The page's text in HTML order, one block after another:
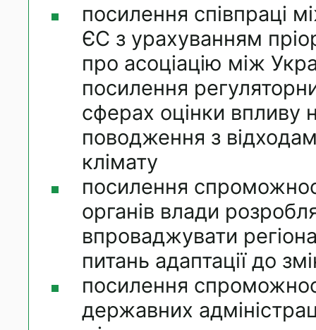
посилення співпраці
ЄС з урахуванням
про асоціацію між
посилення
сферах оцінки впливу
поводження з
клімату
посилення
органів влади
впроваджувати
питань адаптації до
посилення
державних